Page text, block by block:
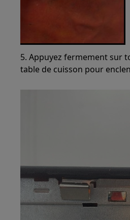
5. Appuyez fermement sur
table de cuisson pour